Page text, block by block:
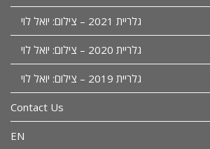
גלריית 2021 – צילום: יואל לוי
גלריית 2020 – צילום: יואל לוי
גלריית 2019 – צילום: יואל לוי
Contact Us
EN